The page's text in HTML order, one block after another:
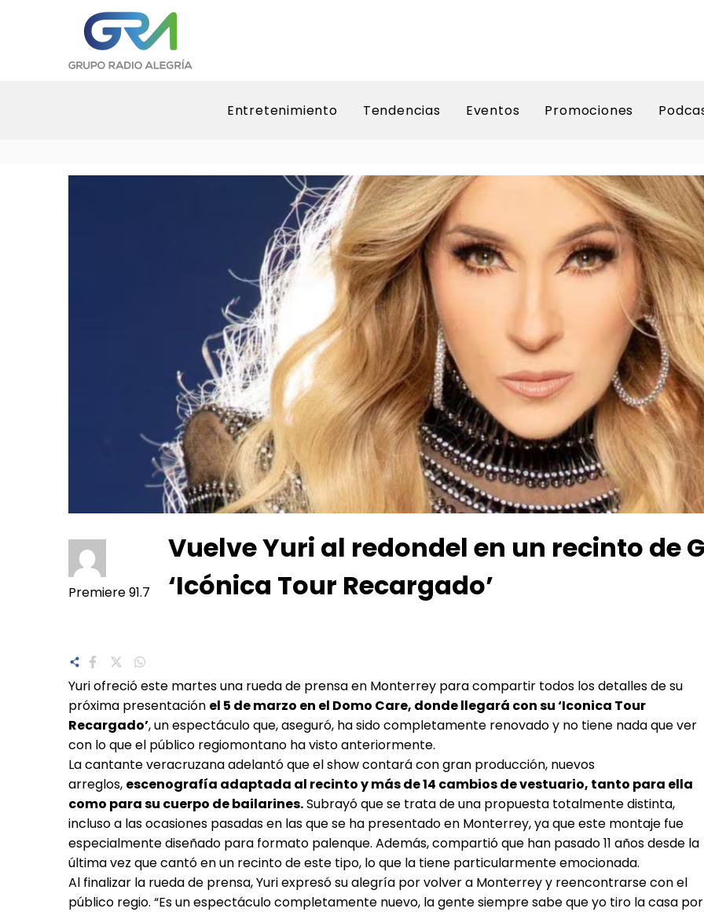
Entretenimiento Tendencias Eventos Promociones
Premiere 91.7
Vuelve Yuri al redondel en un recinto de
‘Icónica Tour Recargado’
Yuri ofreció este martes una rueda de prensa en Monterrey para compartir todos los detalles de su
próxima presentación el 5 de marzo en el Domo Care, donde llegará con su ‘Iconica Tour
Recargado’, un espectáculo que, aseguró, ha sido completamente renovado y no tiene nada que ver
con lo que el público regiomontano ha visto anteriormente.
La cantante veracruzana adelantó que el show contará con gran producción, nuevos
arreglos, escenografía adaptada al recinto y más de 14 cambios de vestuario, tanto para ella
como para su cuerpo de bailarines.Subrayó que se trata de una propuesta totalmente distinta,
incluso a las ocasiones pasadas en las que se ha presentado en Monterrey, ya que este montaje fue
especialmente diseñado para formato palenque. Además, compartió que han pasado 11 años desde la
última vez que cantó en un recinto de este tipo, lo que la tiene particularmente emocionada.
Al finalizar la rueda de prensa, Yuri expresó su alegría por volver a Monterrey y reencontrarse con el
público regio. “Es un espectáculo completamente nuevo, la gente siempre sabe que yo tiro la casa por